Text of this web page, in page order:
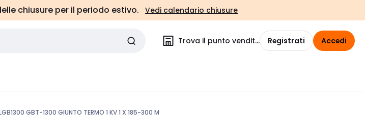
chiusure per il periodo estivo. Vedi calendario chiusure
Trova il punto vendita Registrati Accedi
GBT-1300 GIUNTO TERMO 1 KV 1 X 185-300 M